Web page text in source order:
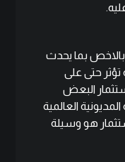
بما يحدث
حتى على
البعض
العالمية
هو وسيلة